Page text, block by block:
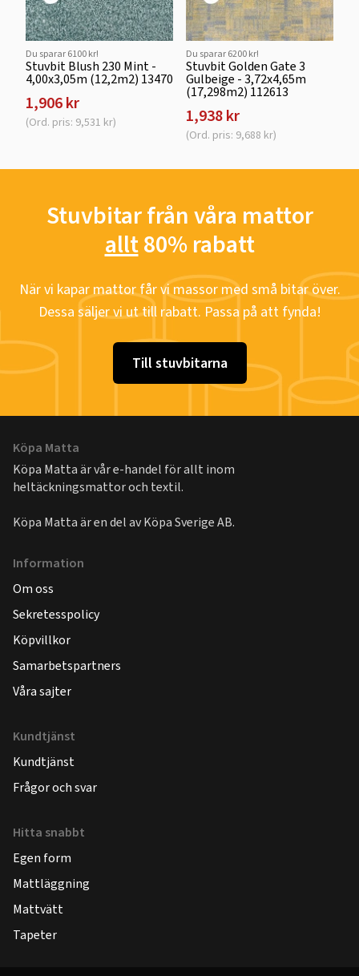
Du sparar 6100 kr!
Stuvbit Blush 230 Mint -
4,00x3,05m (12,2m2) 13470
1,906 kr
(Ord. pris: 9,531 kr)
Du sparar 6200 kr!
Stuvbit Golden Gate 3
Gulbeige - 3,72x4,65m
(17,298m2) 112613
1,938 kr
(Ord. pris: 9,688 kr)
Stuvbitar från våra mattor
allt80% rabatt
När vi kapar mattor får vi massor med små bitar över.
Dessa säljer vi ut till rabatt. Passa på att fynda!
Till stuvbitarna
Köpa Matta
Köpa Matta är vår e-handel för allt inom
heltäckningsmattor och textil.
Köpa Matta är en del avKöpa Sverige AB.
Information
Om oss
Sekretesspolicy
Köpvillkor
Samarbetspartners
Våra sajter
Kundtjänst
Kundtjänst
Frågor och svar
Hitta snabbt
Egen form
Mattläggning
Mattvätt
Tapeter